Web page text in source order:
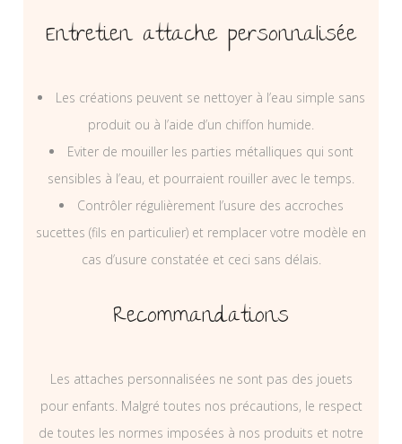
Entretien attache personnalisée
Les créations peuvent se nettoyer à l’eau simple sans
produit ou à l’aide d’un chiffon humide.
Eviter de mouiller les parties métalliques qui sont
sensibles à l’eau, et pourraient rouiller avec le temps.
Contrôler régulièrement l’usure des accroches
sucettes (fils en particulier) et remplacer votre modèle en
cas d’usure constatée et ceci sans délais.
Recommandations
Les attaches personnalisées ne sont pas des jouets
pour enfants. Malgré toutes nos précautions, le respect
de toutes les normes imposées à nos produits et notre